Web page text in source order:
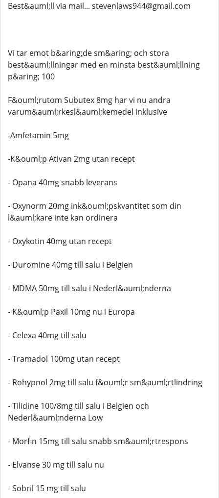
Best&auml;ll via mail... stevenlaws944@gmail.com
Vi tar emot b&aring;de sm&aring; och stora
best&auml;llningar med en minsta best&auml;llning
p&aring; 100
F&ouml;rutom Subutex 8mg har vi nu andra
varum&auml;rkesl&auml;kemedel inklusive
-Amfetamin 5mg
-K&ouml;p Ativan 2mg utan recept
- Opana 40mg snabb leverans
- Oxynorm 20mg ink&ouml;pskvantitet som din
l&auml;kare inte kan ordinera
- Oxykotin 40mg utan recept
- Duromine 40mg till salu i Belgien
- MDMA 50mg till salu i Nederl&auml;nderna
- K&ouml;p Paxil 10mg nu i Europa
- Celexa 40mg till salu
- Tramadol 100mg utan recept
- Rohypnol 2mg till salu f&ouml;r sm&auml;rtlindring
- Tilidine 100/8mg till salu i Belgien och
Nederl&auml;nderna Low
- Morfin 15mg till salu snabb sm&auml;rtrespons
- Elvanse 30 mg till salu nu
- Sobril 15 mg till salu